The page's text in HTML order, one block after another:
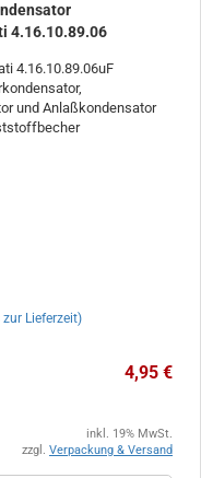
4.16.10.89.06
4.16.10.89.06uF
und Anlaßkondensator
Lieferzeit)
4,95 €
inkl. 19% MwSt.
zzgl. Verpackung & Versand